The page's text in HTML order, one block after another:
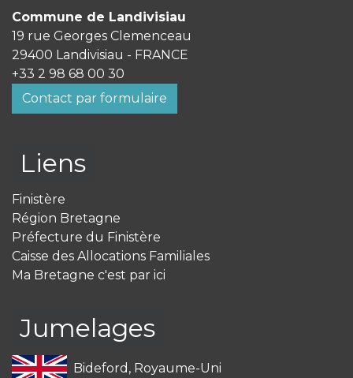
Commune de Landivisiau
19 rue Georges Clemenceau
29400 Landivisiau - FRANCE
+33 2 98 68 00 30
Contact par formulaire
Liens
Finistère
Région Bretagne
Préfecture du Finistère
Caisse des Allocations Familiales
Ma Bretagne c'est par ici
Jumelages
Bideford, Royaume-Uni